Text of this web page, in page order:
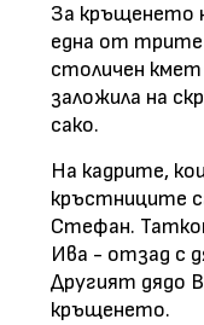
За кръщенето
една от трите
столичен
заложила на
сако.
На кадрите,
кръстниците
Стефан.
Ива - отзад с
Другият дядо
кръщенето.